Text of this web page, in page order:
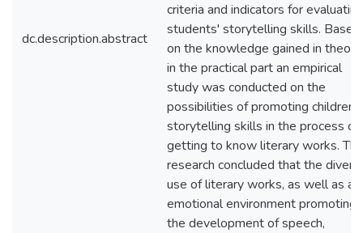
dc.description.abstract
criteria and indicators for evaluating
students' storytelling skills. Based
on the knowledge gained in theory,
in the practical part an empirical
study was conducted on the
possibilities of promoting children's
storytelling skills in the process of
getting to know literary works. The
research concluded that the
use of literary works, as well as an
emotional environment promoting
the development of speech,